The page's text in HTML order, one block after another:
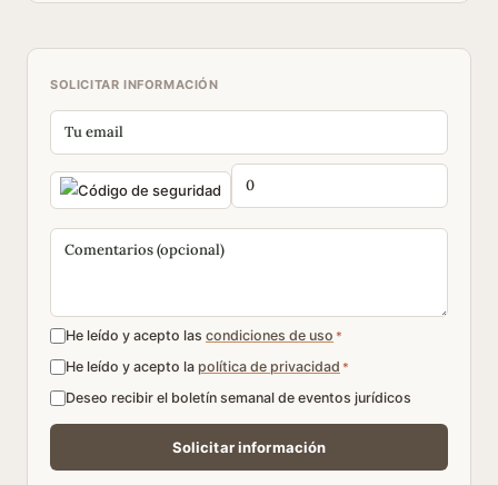
SOLICITAR INFORMACIÓN
He leído y acepto las condiciones de uso *
He leído y acepto la política de privacidad *
Deseo recibir el boletín semanal de eventos jurídicos